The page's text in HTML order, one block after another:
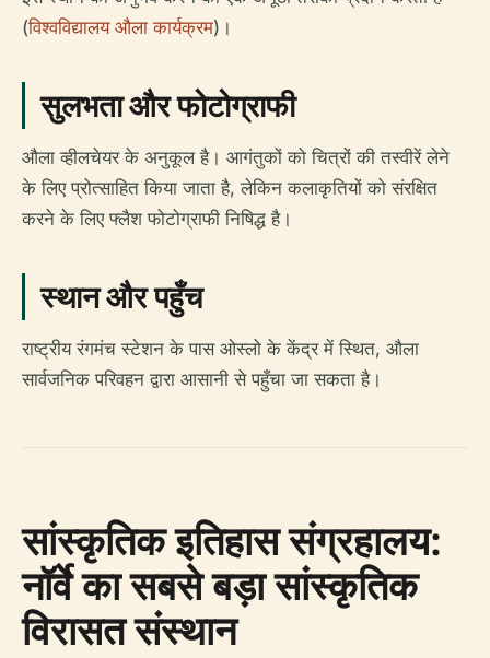
(विश्वविद्यालय औला कार्यक्रम)।
सुलभता और फोटोग्राफी
औला व्हीलचेयर के अनुकूल है। आगंतुकों को चित्रों की तस्वीरें लेने
के लिए प्रोत्साहित किया जाता है, लेकिन कलाकृतियों को संरक्षित
करने के लिए फ्लैश फोटोग्राफी निषिद्ध है।
स्थान और पहुँच
राष्ट्रीय रंगमंच स्टेशन के पास ओस्लो के केंद्र में स्थित, औला
सार्वजनिक परिवहन द्वारा आसानी से पहुँचा जा सकता है।
सांस्कृतिक इतिहास संग्रहालय:
नॉर्वे का सबसे बड़ा सांस्कृतिक
विरासत संस्थान